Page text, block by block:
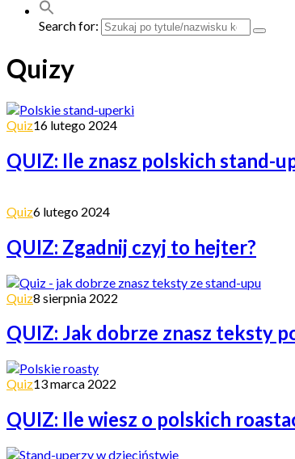
Search for:
Quizy
Quiz16 lutego 2024
QUIZ: Ile znasz polskich stand-
Quiz6 lutego 2024
QUIZ: Zgadnij czyj to hejter?
Quiz8 sierpnia 2022
QUIZ: Jak dobrze znasz teksty
Quiz13 marca 2022
QUIZ: Ile wiesz o polskich